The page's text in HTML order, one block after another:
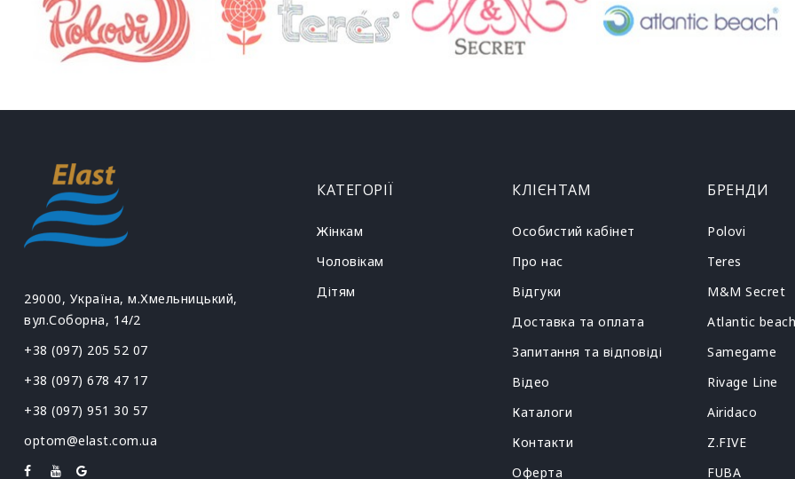
29000, Україна, м.Хмельницький,
вул.Соборна, 14/2
+38 (097) 205 52 07
+38 (097) 678 47 17
+38 (097) 951 30 57
optom@elast.com.ua
КАТЕГОРІЇ
Жінкам
Чоловікам
Дітям
КЛІЄНТАМ
Особистий кабінет
Про нас
Відгуки
Доставка та оплата
Запитання та відповіді
Відео
Каталоги
Контакти
Оферта
БРЕНДИ
Polovi
Teres
M&M Secret
Atlantic beach
Samegame
Rivage Line
Airidaco
Z.FIVE
FUBA